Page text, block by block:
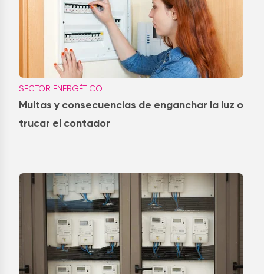
SECTOR ENERGÉTICO
Multas y consecuencias de enganchar la luz o
trucar el contador